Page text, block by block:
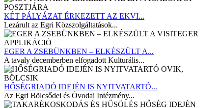
KÉT PÁLYÁZAT ÉRKEZETT AZ EKVI...
Lezárult az Egri Közszolgáltatások...
EGER A ZSEBÜNKBEN – ELKÉSZÜLT A...
A tavaly decemberben elfogadott Kulturális...
HŐSÉGRIADÓ IDEJÉN IS NYITVATARTÓ...
Az Egri Bölcsődei és Óvodai Intézmény...